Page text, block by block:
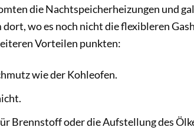
die Nachtspeicherheizungen und
wo es noch nicht die flexibleren
Vorteilen punkten:
wie der Kohleofen.
Brennstoff oder die Aufstellung des